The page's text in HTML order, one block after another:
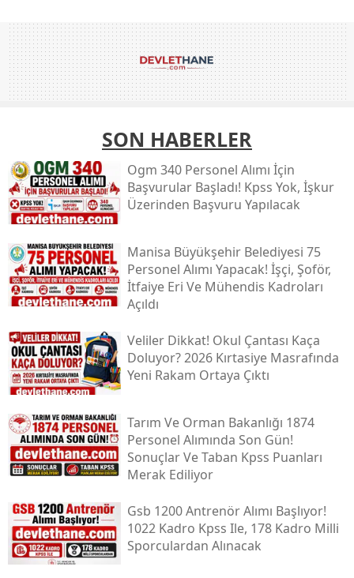
SON HABERLER
Ogm 340 Personel Alımı İçin
Başvurular Başladı! Kpss Yok, İşkur
Üzerinden Başvuru Yapılacak
Manisa Büyükşehir Belediyesi 75
Personel Alımı Yapacak! İşçi, Şoför,
İtfaiye Eri Ve Mühendis Kadroları
Açıldı
Veliler Dikkat! Okul Çantası Kaça
Doluyor? 2026 Kırtasiye Masrafında
Yeni Rakam Ortaya Çıktı
Tarım Ve Orman Bakanlığı 1874
Personel Alımında Son Gün!
Sonuçlar Ve Taban Kpss Puanları
Merak Ediliyor
Gsb 1200 Antrenör Alımı Başlıyor!
1022 Kadro Kpss Ile, 178 Kadro Milli
Sporculardan Alınacak